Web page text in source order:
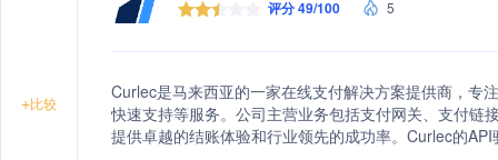
+比较
评分 49/100 5
Curlec是马来西亚的一家在线支付解决方案提供商，专
快速支持等服务。公司主营业务包括支付网关、支付链
提供卓越的结账体验和行业领先的成功率。Curlec的